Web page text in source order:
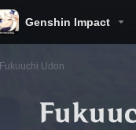
Genshin Impact
Fukuuchi Udon